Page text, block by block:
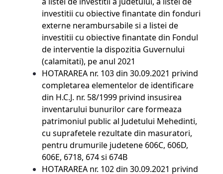
investitii cu obiective finantate din fonduri
externe nerambursabile si a listei de
investitii cu obiective finantate din Fondul
de interventie la dispozitia Guvernului
(calamitati), pe anul 2021
HOTARAREA nr. 103 din 30.09.2021 privind
completarea elementelor de identificare
din H.C.J. nr. 58/1999 privind insusirea
inventarului bunurilor care formeaza
patrimoniul public al Judetului Mehedinti,
cu suprafetele rezultate din masuratori,
pentru drumurile judetene 606C, 606D,
606E, 6718, 674 si 674B
HOTARAREA nr. 102 din 30.09.2021 privind